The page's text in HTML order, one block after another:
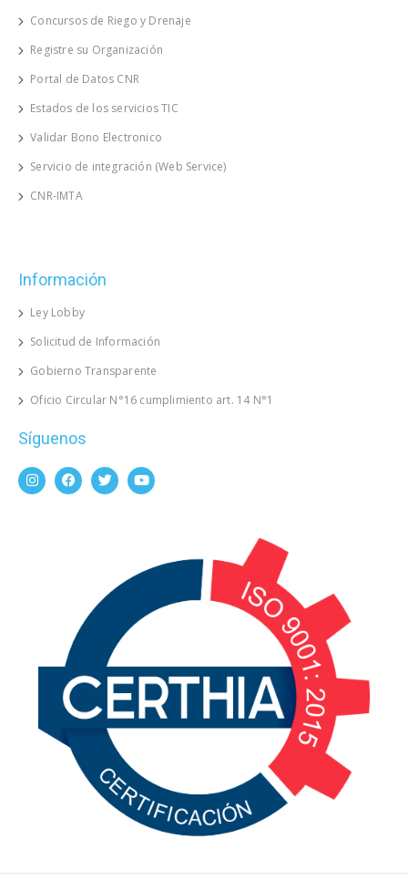
Concursos de Riego y Drenaje
Registre su Organización
Portal de Datos CNR
Estados de los servicios TIC
Validar Bono Electronico
Servicio de integración (Web Service)
CNR-IMTA
Información
Ley Lobby
Solicitud de Información
Gobierno Transparente
Oficio Circular N°16 cumplimiento art. 14 N°1
Síguenos